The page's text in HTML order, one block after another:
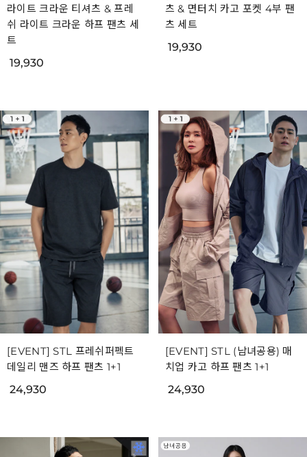
라이트 크라운 티셔츠 & 프레
쉬 라이트 크라운 하프 팬츠 세
트
19,930
츠 & 면터치 카고 포켓 4부 팬
츠 세트
19,930
[EVENT] STL 프레쉬퍼펙트
데일리 맨즈 하프 팬츠 1+1
24,930
[EVENT] STL (남녀공용) 매
치업 카고 하프 팬츠 1+1
24,930